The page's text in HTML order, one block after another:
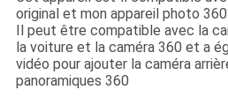
original et mon appareil photo
Il peut être compatible avec la
la voiture et la caméra 360 et a
vidéo pour ajouter la caméra
panoramiques 360